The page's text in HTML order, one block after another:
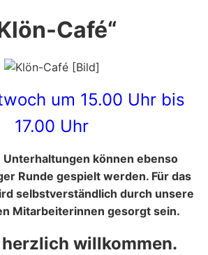
Café“
um 15.00 Uhr bis
17.00 Uhr
Unterhaltungen können ebenso
Runde gespielt werden. Für das
selbstverständlich durch unsere
Mitarbeiterinnen gesorgt sein.
willkommen.